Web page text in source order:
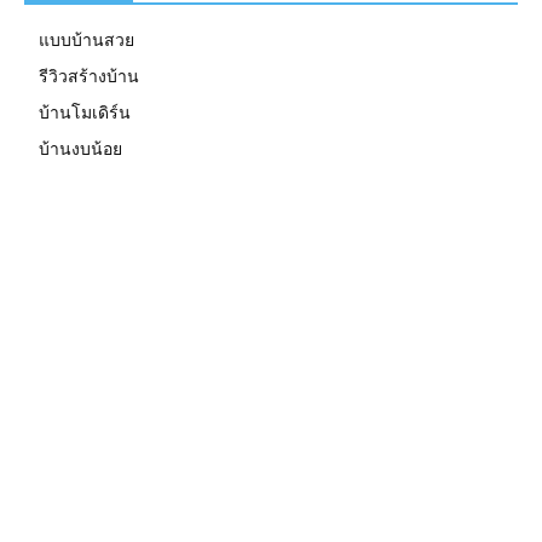
แบบบ้านสวย
รีวิวสร้างบ้าน
บ้านโมเดิร์น
บ้านงบน้อย